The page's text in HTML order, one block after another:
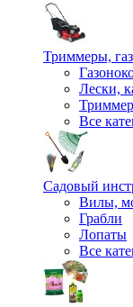
Триммеры,
Лески,
Все
Садовый
Вилы,
Грабли
Лопаты
Все